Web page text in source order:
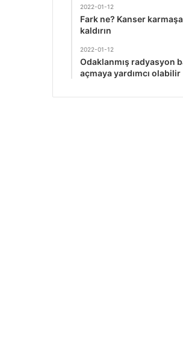
2022-01-12
Fark ne? Kanser
kaldırın
2022-01-12
Odaklanmış radyasyon
açmaya yardımcı olabilir